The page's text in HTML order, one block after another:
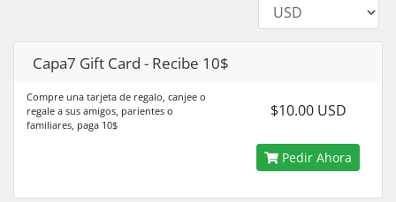
Capa7 Gift Card - Recibe 10$
Compre una tarjeta de regalo, canjee o
regale a sus amigos, parientes o
familiares, paga 10$
$10.00 USD
Pedir Ahora